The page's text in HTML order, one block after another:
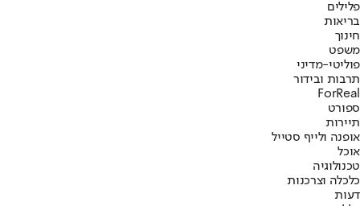
פלילים
בריאות
חינוך
משפט
פוליטי-מדיני
תרבות ובידור
ForReal
ספורט
תיירות
אופנה ולייף סטייל
אוכל
טכנולוגיה
כלכלה וצרכנות
דעות